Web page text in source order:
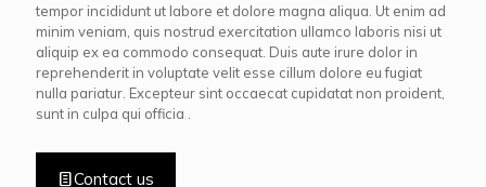
tempor incididunt ut labore et dolore magna aliqua. Ut enim ad
minim veniam, quis nostrud exercitation ullamco laboris nisi ut
aliquip ex ea commodo consequat. Duis aute irure dolor in
reprehenderit in voluptate velit esse cillum dolore eu fugiat
nulla pariatur. Excepteur sint occaecat cupidatat non proident,
sunt in culpa qui officia .
Contact us